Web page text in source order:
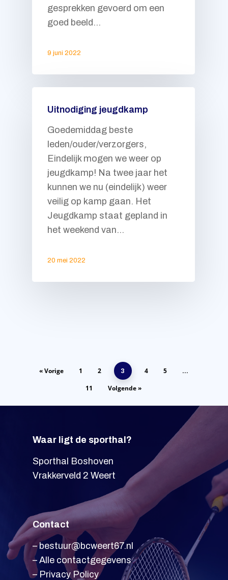
gesprekken gevoerd om een
goed beeld…
9 juni 2022
Uitnodiging jeugdkamp
Goedemiddag beste
leden/ouder/verzorgers,
Eindelijk mogen we weer op
jeugdkamp! Na twee jaar het
kunnen we nu (eindelijk) weer
veilig op kamp gaan. Het
Jeugdkamp staat gepland in
het weekend van…
20 mei 2022
« Vorige 1 2 3 4 5 …
11 Volgende »
Waar ligt de sporthal?
Sporthal Boshoven
Vrakkerveld 2 Weert
Contact
–bestuur@bcweert67.nl
– Alle contactgegevens
– Privacy Policy